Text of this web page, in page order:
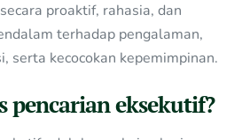
proaktif, rahasia, dan
terhadap pengalaman,
serta kecocokan kepemimpinan.
pencarian eksekutif?